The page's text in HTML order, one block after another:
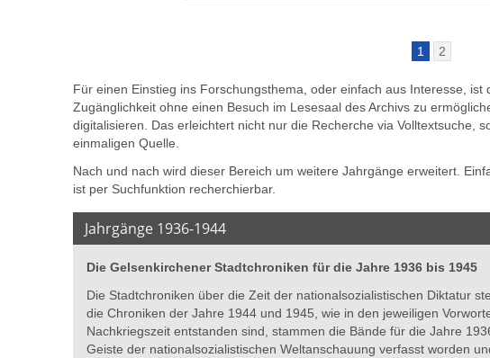
1 2
Für einen Einstieg ins Forschungsthema, oder einfach aus Interesse,
Zugänglichkeit ohne einen Besuch im Lesesaal des Archivs zu
digitalisieren. Das erleichtert nicht nur die Recherche via Volltextsuche,
einmaligen Quelle.
Nach und nach wird dieser Bereich um weitere Jahrgänge erweitert.
ist per Suchfunktion recherchierbar.
Jahrgänge 1936-1944
Die Gelsenkirchener Stadtchroniken für die Jahre 1936 bis 1945
Die Stadtchroniken über die Zeit der nationalsozialistischen Diktatur
die Chroniken der Jahre 1944 und 1945, wie in den jeweiligen
Nachkriegszeit entstanden sind, stammen die Bände für die Jahre
Geiste der nationalsozialistischen Weltanschauung verfasst worden